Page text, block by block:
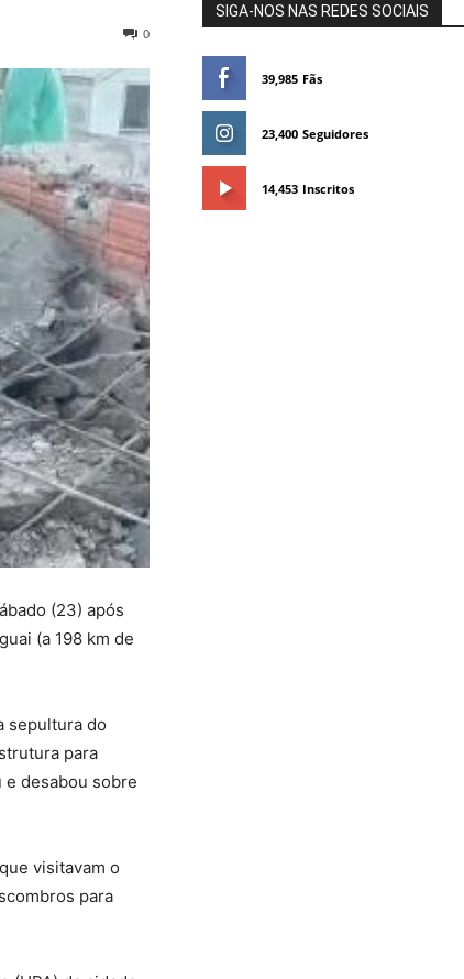
0
(23) após
(a 198 km de
sepultura do
para
desabou sobre
visitavam o
para
SIGA-NOS NAS REDES SOCIAIS
39,985 Fãs
23,400 Seguidores
14,453 Inscritos